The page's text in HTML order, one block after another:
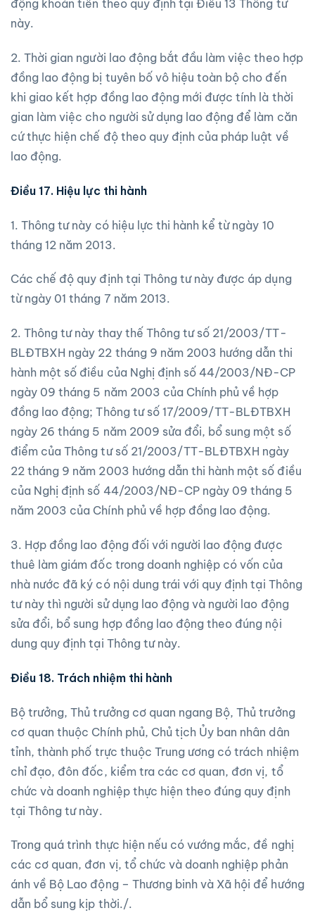
động khoản tiền theo quy định tại Điều 13 Thông tư
này.
2. Thời gian người lao động bắt đầu làm việc theo hợp
đồng lao động bị tuyên bố vô hiệu toàn bộ cho đến
khi giao kết hợp đồng lao động mới được tính là thời
gian làm việc cho người sử dụng lao động để làm căn
cứ thực hiện chế độ theo quy định của pháp luật về
lao động.
Điều 17. Hiệu lực thi hành
1. Thông tư này có hiệu lực thi hành kể từ ngày 10
tháng 12 năm 2013.
Các chế độ quy định tại Thông tư này được áp dụng
từ ngày 01 tháng 7 năm 2013.
2. Thông tư này thay thế Thông tư số 21/2003/TT-
BLĐTBXH ngày 22 tháng 9 năm 2003 hướng dẫn thi
hành một số điều của Nghị định số 44/2003/NĐ-CP
ngày 09 tháng 5 năm 2003 của Chính phủ về hợp
đồng lao động; Thông tư số 17/2009/TT-BLĐTBXH
ngày 26 tháng 5 năm 2009 sửa đổi, bổ sung một số
điểm của Thông tư số 21/2003/TT-BLĐTBXH ngày
22 tháng 9 năm 2003 hướng dẫn thi hành một số điều
của Nghị định số 44/2003/NĐ-CP ngày 09 tháng 5
năm 2003 của Chính phủ về hợp đồng lao động.
3. Hợp đồng lao động đối với người lao động được
thuê làm giám đốc trong doanh nghiệp có vốn của
nhà nước đã ký có nội dung trái với quy định tại Thông
tư này thì người sử dụng lao động và người lao động
sửa đổi, bổ sung hợp đồng lao động theo đúng nội
dung quy định tại Thông tư này.
Điều 18. Trách nhiệm thi hành
Bộ trưởng, Thủ trưởng cơ quan ngang Bộ, Thủ trưởng
cơ quan thuộc Chính phủ, Chủ tịch Ủy ban nhân dân
tỉnh, thành phố trực thuộc Trung ương có trách nhiệm
chỉ đạo, đôn đốc, kiểm tra các cơ quan, đơn vị, tổ
chức và doanh nghiệp thực hiện theo đúng quy định
tại Thông tư này.
Trong quá trình thực hiện nếu có vướng mắc, đề nghị
các cơ quan, đơn vị, tổ chức và doanh nghiệp phản
ánh về Bộ Lao động – Thương binh và Xã hội để hướng
dẫn bổ sung kịp thời./.